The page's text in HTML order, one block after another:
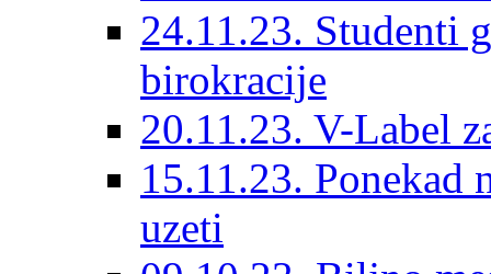
24.11.23. Studenti
birokracije
20.11.23. V-Label
15.11.23. Ponekad
uzeti